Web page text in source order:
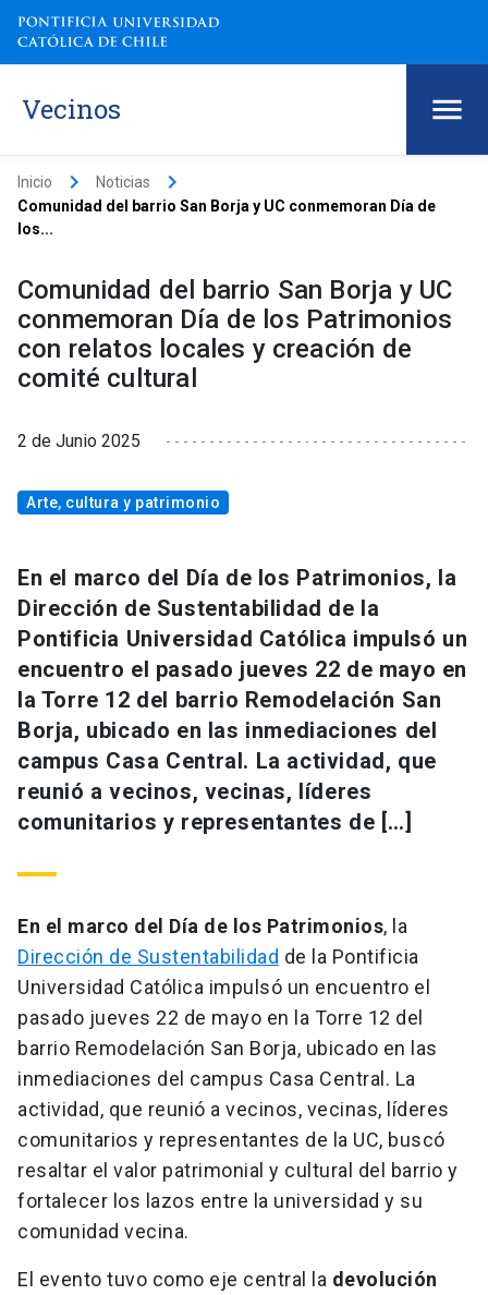
Vecinos
Inicio keyboard_arrow_right Noticias keyboard_arrow_right
Comunidad del barrio San Borja y UC conmemoran Día de
los...
Comunidad del barrio San Borja y UC
conmemoran Día de los Patrimonios
con relatos locales y creación de
comité cultural
2 de Junio 2025
Arte, cultura y patrimonio
En el marco del Día de los Patrimonios, la
Dirección de Sustentabilidad de la
Pontificia Universidad Católica impulsó un
encuentro el pasado jueves 22 de mayo en
la Torre 12 del barrio Remodelación San
Borja, ubicado en las inmediaciones del
campus Casa Central. La actividad, que
reunió a vecinos, vecinas, líderes
comunitarios y representantes de […]
En el marco del Día de los Patrimonios, la
Dirección de Sustentabilidad de la Pontificia
Universidad Católica impulsó un encuentro el
pasado jueves 22 de mayo en la Torre 12 del
barrio Remodelación San Borja, ubicado en las
inmediaciones del campus Casa Central. La
actividad, que reunió a vecinos, vecinas, líderes
comunitarios y representantes de la UC, buscó
resaltar el valor patrimonial y cultural del barrio y
fortalecer los lazos entre la universidad y su
comunidad vecina.
El evento tuvo como eje central la devolución